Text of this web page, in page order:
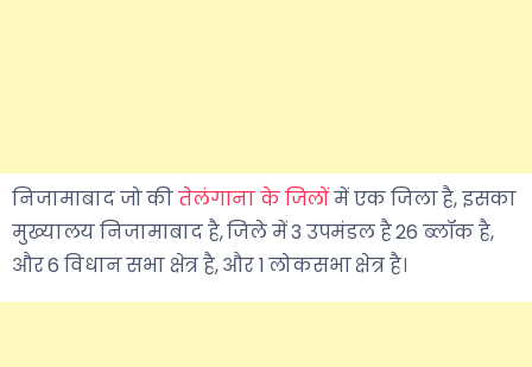
निजामाबाद जो कीतेलंगाना के जिलोंमें एक जिला है, इसका
मुख्यालय निजामाबाद है, जिले में 3 उपमंडल है 26 ब्लॉक है,
और 6 विधान सभा क्षेत्र है, और 1 लोकसभा क्षेत्र है।